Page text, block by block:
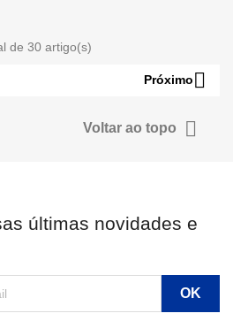
de 30 artigo(s)
Próximo
Voltar ao topo 
últimas novidades e